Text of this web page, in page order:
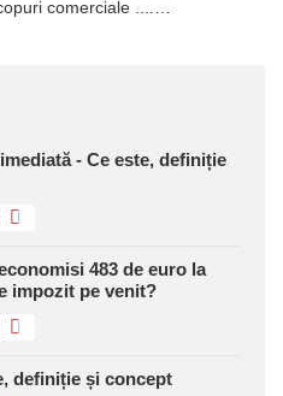
comerciale ....…
- Ce este, definiție
483 de euro la
impozit pe venit?
definiție și concept